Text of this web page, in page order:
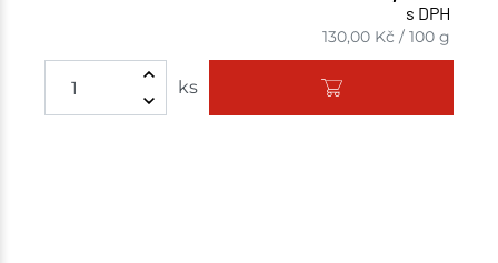
s DPH
130,00 Kč /100 g
ks